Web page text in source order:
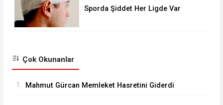
Sporda Şiddet Her Ligde Var
Çok Okunanlar
1. Mahmut Gürcan Memleket Hasretini Giderdi